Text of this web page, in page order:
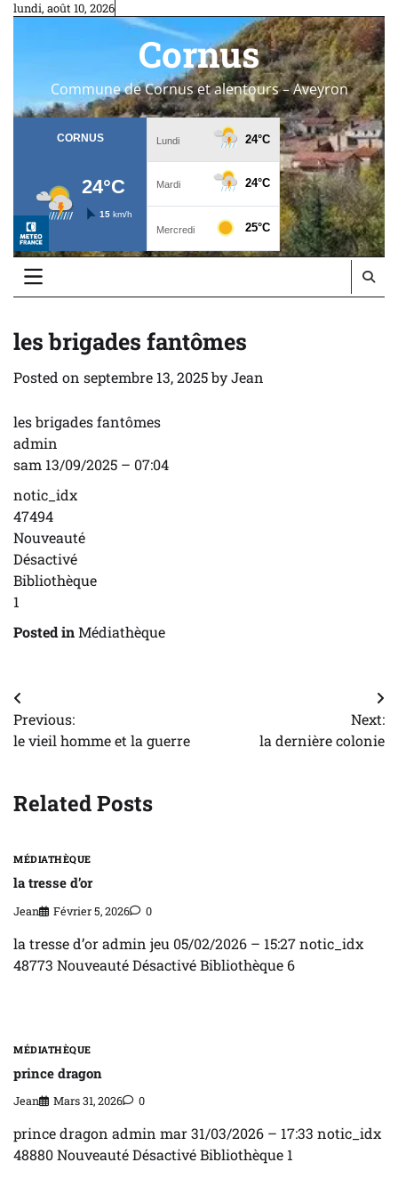
Skiplundi, août 10, 2026
Cornus
Commune de Cornus et alentours – Aveyron
les brigades fantômes
Posted on septembre 13, 2025byJean
les brigades fantômes
admin
sam 13/09/2025 – 07:04
notic_idx
47494
Nouveauté
Désactivé
Bibliothèque
1
Posted inMédiathèque
Navigation
de
Previous:
le vieil homme et la guerre
Next:
la dernière colonie
Related Posts
MÉDIATHÈQUE
la tresse d’or
Jean Février 5, 2026 0
la tresse d’or admin jeu 05/02/2026 – 15:27 notic_idx
48773 Nouveauté Désactivé Bibliothèque 6
MÉDIATHÈQUE
prince dragon
Jean Mars 31, 2026 0
prince dragon admin mar 31/03/2026 – 17:33 notic_idx
48880 Nouveauté Désactivé Bibliothèque 1